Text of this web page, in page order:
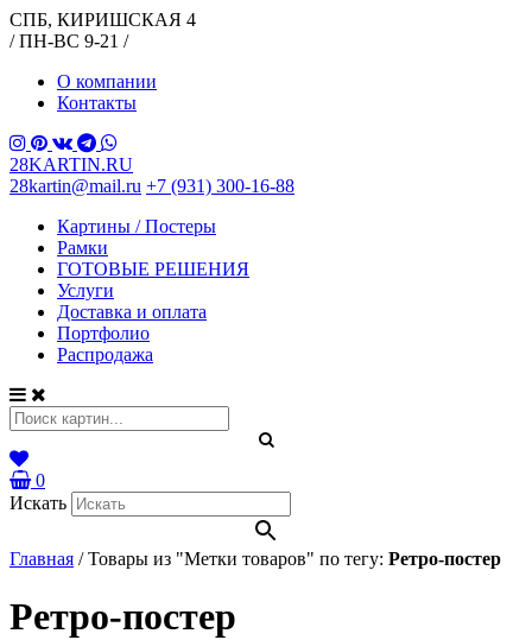
СПБ, КИРИШСКАЯ 4
/ ПН-ВС 9-21 /
О компании
Контакты
28KARTIN.RU
28kartin@mail.ru +7 (931) 300-16-88
Картины / Постеры
Рамки
ГОТОВЫЕ РЕШЕНИЯ
Услуги
Доставка и оплата
Портфолио
Распродажа
0
Искать
Главная /Товары из "Метки товаров" по тегу: Ретро-постер
Ретро-постер